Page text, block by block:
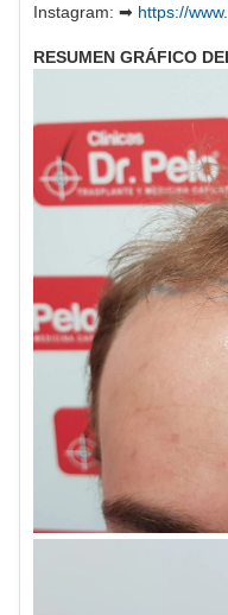
Instagram: ➡ https://
RESUMEN GRÁFICO